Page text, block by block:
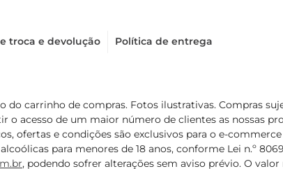
troca e devolução Política de entrega
do carrinho de compras. Fotos ilustrativas. Compras
o acesso de um maior número de clientes as nossas
ofertas e condições são exclusivos para o e-
para menores de 18 anos, conforme Lei n.º
, podendo sofrer alterações sem aviso prévio. O